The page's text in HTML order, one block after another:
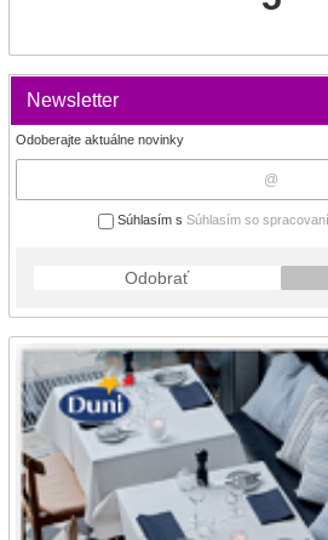
Newsletter
Odoberajte aktuálne novinky
Súhlasím s Súhlasím so
Odobrať